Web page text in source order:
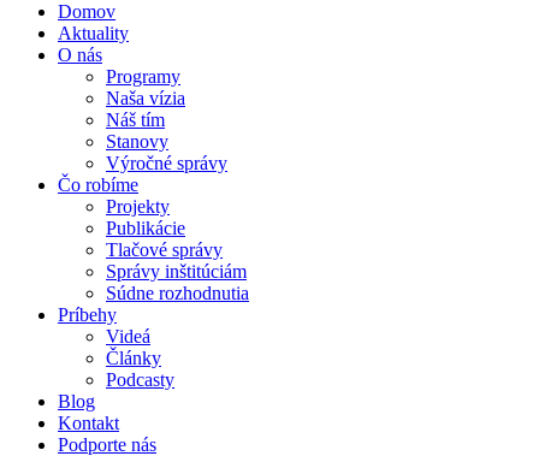
Domov
Aktuality
O nás
Programy
Naša vízia
Náš tím
Stanovy
Výročné správy
Čo robíme
Projekty
Publikácie
Tlačové správy
Správy inštitúciám
Súdne rozhodnutia
Príbehy
Videá
Články
Podcasty
Blog
Kontakt
Podporte nás